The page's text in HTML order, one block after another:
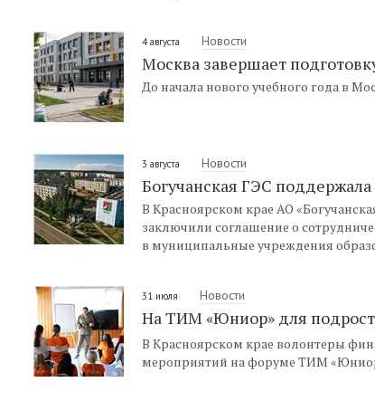
4 августа Новости
Москва завершает
До начала нового учебного года в
3 августа Новости
Богучанская ГЭС
В Красноярском крае АО
заключили соглашение о
в муниципальные учреждения
31 июля Новости
На ТИМ «Юниор» для
В Красноярском крае волонтеры
мероприятий на форуме ТИМ